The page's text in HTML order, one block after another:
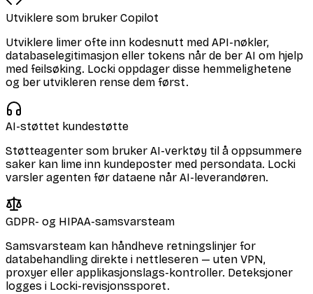
Utviklere som bruker Copilot
Utviklere limer ofte inn kodesnutt med API-nøkler,
databaselegitimasjon eller tokens når de ber AI om hjelp
med feilsøking. Locki oppdager disse hemmelighetene
og ber utvikleren rense dem først.
AI-støttet kundestøtte
Støtteagenter som bruker AI-verktøy til å oppsummere
saker kan lime inn kundeposter med persondata. Locki
varsler agenten før dataene når AI-leverandøren.
GDPR- og HIPAA-samsvarsteam
Samsvarsteam kan håndheve retningslinjer for
databehandling direkte i nettleseren — uten VPN,
proxyer eller applikasjonslags-kontroller. Deteksjoner
logges i Locki-revisjonssporet.